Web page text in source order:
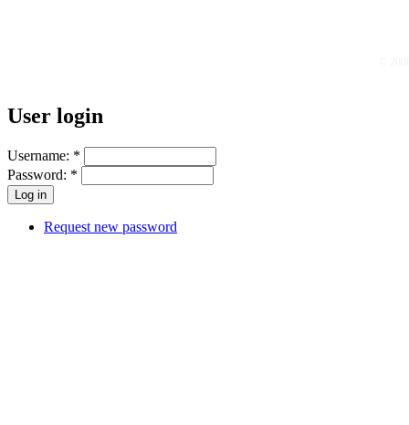
User login
Username: *
Password: *
Request new password